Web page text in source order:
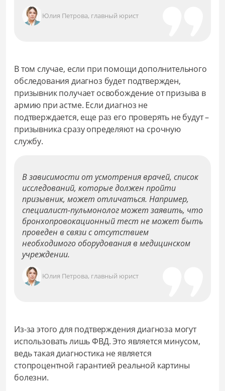
Юлия Петрова, главный юрист
В том случае, если при помощи дополнительного
обследования диагноз будет подтвержден,
призывник получает освобождение от призыва в
армию при астме. Если диагноз не
подтверждается, еще раз его проверять не будут –
призывника сразу определяют на срочную
службу.
В зависимости от усмотрения врачей, список
исследований, которые должен пройти
призывник, может отличаться. Например,
специалист-пульмонолог может заявить, что
бронхопровокационный тест не может быть
проведен в связи с отсутствием
необходимого оборудования в медицинском
учреждении.
Юлия Петрова, главный юрист
Из-за этого для подтверждения диагноза могут
использовать лишь ФВД. Это является минусом,
ведь такая диагностика не является
стопроцентной гарантией реальной картины
болезни.